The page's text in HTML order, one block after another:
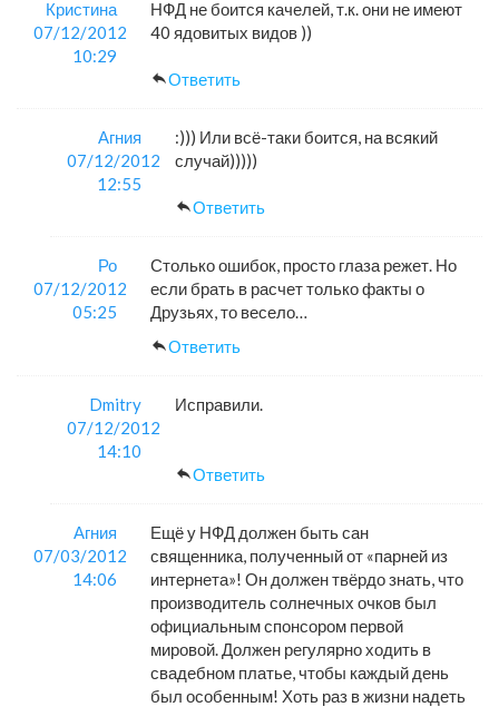
Кристина
07/12/2012
10:29
НФД не боится качелей, т.к. они не имеют
40 ядовитых видов ))
Ответить
Агния
07/12/2012
12:55
:))) Или всё-таки боится, на всякий
случай)))))
Ответить
Ро
07/12/2012
05:25
Столько ошибок, просто глаза режет. Но
если брать в расчет только факты о
Друзьях, то весело…
Ответить
Dmitry
07/12/2012
14:10
Исправили.
Ответить
Агния
07/03/2012
14:06
Ещё у НФД должен быть сан
священника, полученный от «парней из
интернета»! Он должен твёрдо знать, что
производитель солнечных очков был
официальным спонсором первой
мировой. Должен регулярно ходить в
свадебном платье, чтобы каждый день
был особенным! Хоть раз в жизни надеть